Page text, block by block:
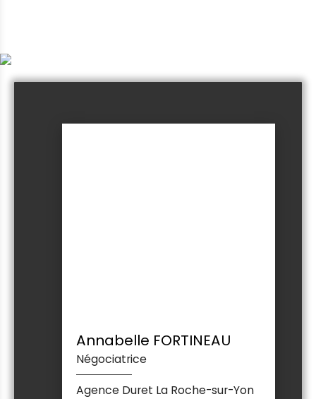
Annabelle FORTINEAU
Négociatrice
Agence Duret La Roche-sur-Yon